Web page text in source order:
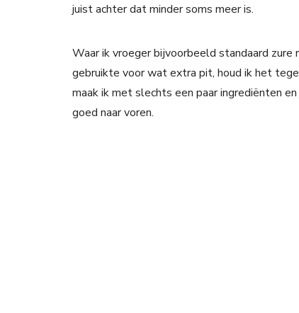
juist achter dat minder soms meer is.
Waar ik vroeger bijvoorbeeld standaard
gebruikte voor wat extra pit, houd ik het
maak ik met slechts een paar ingrediënten
goed naar voren.